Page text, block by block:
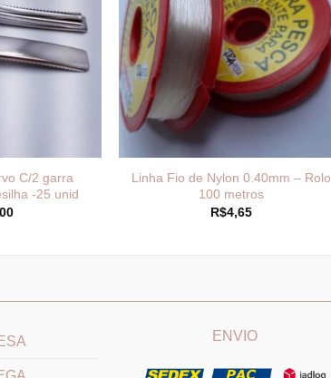
C/2 garra
-25 unid
Linha Fio de Nylon 0.40mm – Rolo
100 metros
R$4,65
ENVIO